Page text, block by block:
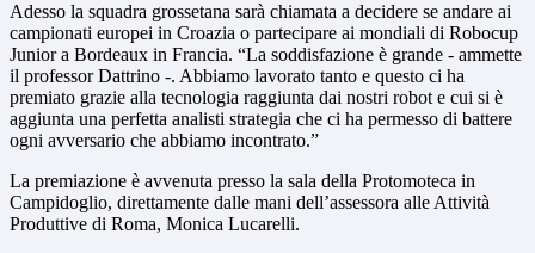
Adesso la squadra grossetana sarà chiamata a decidere se andare ai
campionati europei in Croazia o partecipare ai mondiali di Robocup
Junior a Bordeaux in Francia. “La soddisfazione è grande - ammette
il professor Dattrino -. Abbiamo lavorato tanto e questo ci ha
premiato grazie alla tecnologia raggiunta dai nostri robot e cui si è
aggiunta una perfetta analisti strategia che ci ha permesso di battere
ogni avversario che abbiamo incontrato.”
La premiazione è avvenuta presso la sala della Protomoteca in
Campidoglio, direttamente dalle mani dell’assessora alle Attività
Produttive di Roma, Monica Lucarelli.